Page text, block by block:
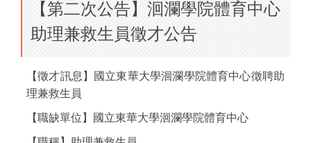
【第二次公告】洄瀾學院體育中心
助理兼救生員徵才公告
【徵才訊息】國立東華大學洄瀾學院體育中心徵聘助
理兼救生員
【職缺單位】國立東華大學洄瀾學院體育中心